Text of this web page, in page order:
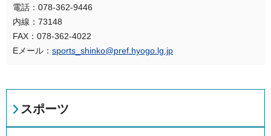
電話：078-362-9446
内線：73148
FAX：078-362-4022
Eメール： sports_shinko@pref.hyogo.lg.jp
スポーツ